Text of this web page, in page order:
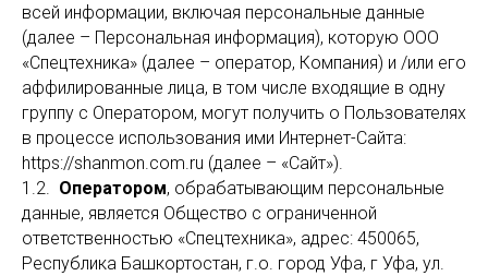
всей информации, включая персональные данные
(далее – Персональная информация), которую ООО
«Спецтехника» (далее – оператор, Компания) и /или его
аффилированные лица, в том числе входящие в одну
группу с Оператором, могут получить о Пользователях
в процессе использования ими Интернет-Сайта:
https://shanmon.com.ru (далее – «Сайт»).
1.2. Оператором, обрабатывающим персональные
данные, является Общество с ограниченной
ответственностью «Спецтехника», адрес: 450065,
Республика Башкортостан, г.о. город Уфа, г Уфа, ул.